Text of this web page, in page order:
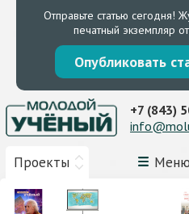
Отправьте статью сегодня!
печатный экземпляр
Опубликовать
Проекты Меню
+7 (843)